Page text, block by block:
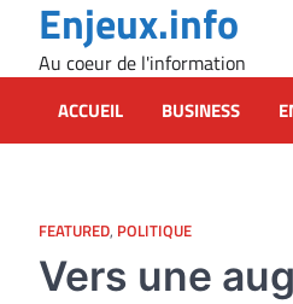
content
Enjeux.info
Au coeur de l'information
ACCUEIL BUSINESS
FEATURED, POLITIQUE
Vers une